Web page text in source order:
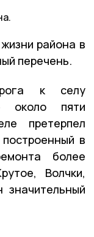
района в
перечень.
к селу
около пяти
претерпел
в
более
Волчки,